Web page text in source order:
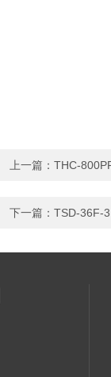
上一篇： THC-
下一篇： TSD-36F-